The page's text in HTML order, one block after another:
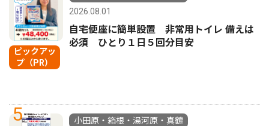
ピックアッ
プ（PR）
2026.08.01
自宅便座に簡単設置 非常用トイレ 備えは
必須 ひとり１日５回分目安
5
小田原・箱根・湯河原・真鶴